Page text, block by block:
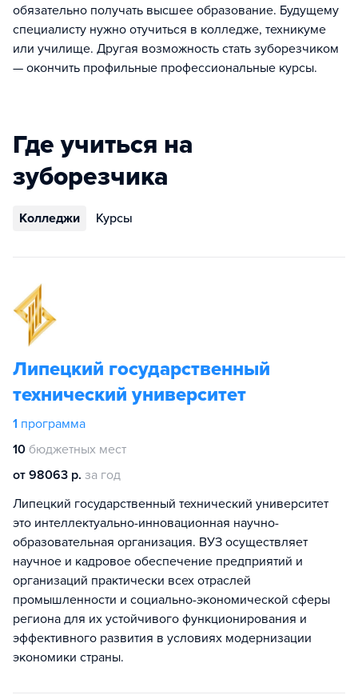
обязательно получать высшее образование. Будущему
специалисту нужно отучиться в колледже, техникуме
или училище. Другая возможность стать зуборезчиком
— окончить профильные профессиональные курсы.
Где учиться на
зуборезчика
Колледжи Курсы
Липецкий государственный
технический университет
1 программа
10 бюджетных мест
от 98063 р. за год
Липецкий государственный технический университет
это интеллектуально-инновационная научно-
образовательная организация. ВУЗ осуществляет
научное и кадровое обеспечение предприятий и
организаций практически всех отраслей
промышленности и социально-экономической сферы
региона для их устойчивого функционирования и
эффективного развития в условиях модернизации
экономики страны.